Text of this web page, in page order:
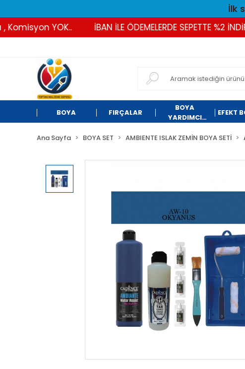
İlk
YOK.. İBAN İLE ÖDEMELERDE SEPETTE %2 İNDİRİM
BOYA FIRÇALAR
BOYA
YARDIMCI
EFEKT
Ana Sayfa BOYA SET AMBIENTE ISLAK ZEMİN BOYA SETİ